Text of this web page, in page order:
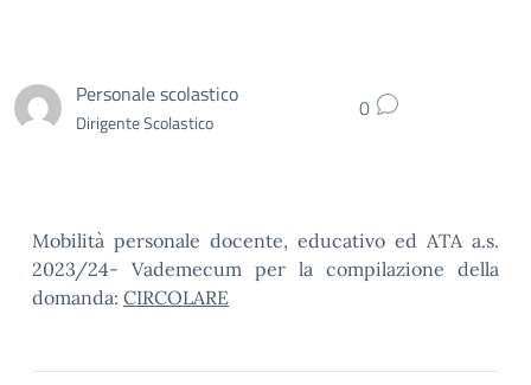
Personale scolastico
Dirigente Scolastico 0
Mobilità personale docente, educativo ed ATA a.s.
2023/24- Vademecum per la compilazione della
domanda: CIRCOLARE